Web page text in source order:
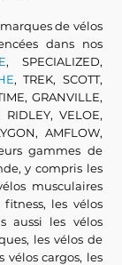
de vélos
dans nos
, SPECIALIZED,
, TREK, SCOTT,
GRANVILLE,
RIDLEY, VELOE,
AMFLOW,
gammes de
y compris les
musculaires
les vélos
aussi les vélos
les vélos de
vélos cargos, les